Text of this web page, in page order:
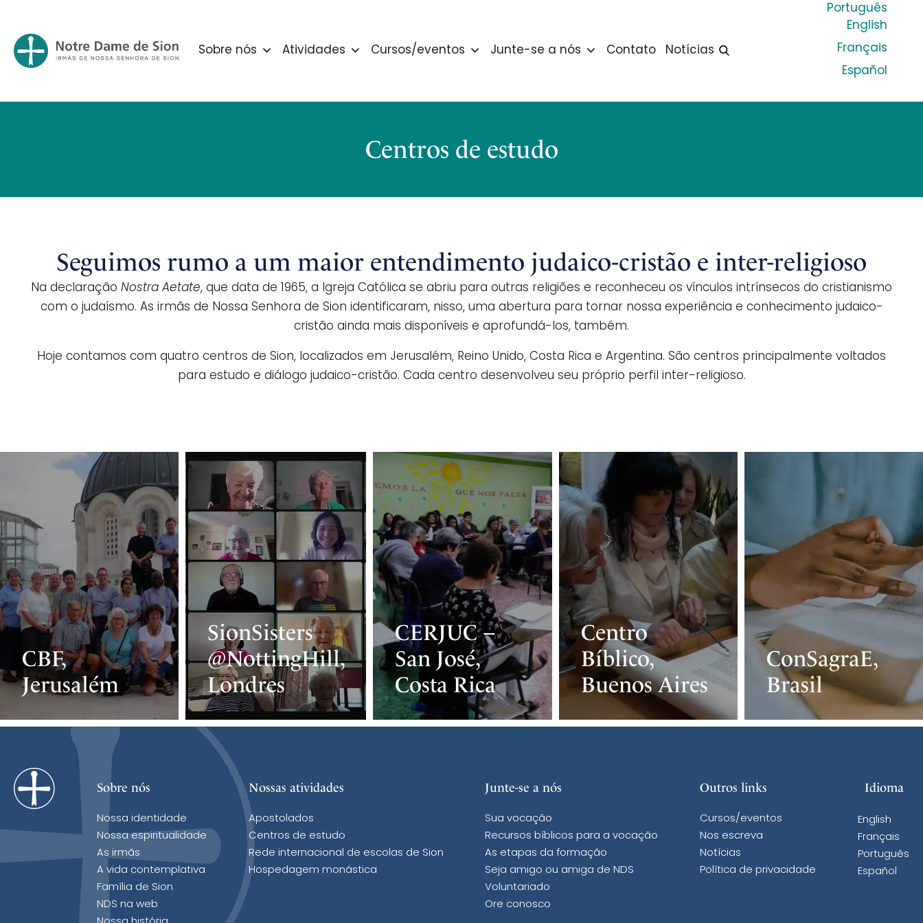
Sobre nós Atividades Cursos/eventos Junte-se a nós Contato Notícias
Português
English
Français
Español
Centros de estudo
Seguimos rumo a um maior entendimento judaico-cristão e inter-religioso
Na declaração Nostra Aetate, que data de 1965, a Igreja Católica se abriu para outras religiões e reconheceu os vínculos intrínsecos do cristianismo
com o judaísmo. As irmãs de Nossa Senhora de Sion identificaram, nisso, uma abertura para tornar nossa experiência e conhecimento judaico-
cristão ainda mais disponíveis e aprofundá-los, também.
Hoje contamos com quatro centros de Sion, localizados em Jerusalém, Reino Unido, Costa Rica e Argentina. São centros principalmente voltados
para estudo e diálogo judaico-cristão. Cada centro desenvolveu seu próprio perfil inter-religioso.
CBF,
Jerusalém
SionSisters
@NottingHill,
Londres
CERJUC –
San José,
Costa Rica
Centro
Bíblico,
Buenos Aires
ConSagraE,
Brasil
Sobre nós
Nossa identidade
Nossa espiritualidade
As irmãs
A vida contemplativa
Família de Sion
NDS na web
Nossas atividades
Apostolados
Centros de estudo
Rede internacional de escolas de Sion
Hospedagem monástica
Junte-se a nós
Sua vocação
Recursos bíblicos para a vocação
As etapas da formação
Seja amigo ou amiga de NDS
Voluntariado
Ore conosco
Outros links
Cursos/eventos
Nos escreva
Notícias
Política de privacidade
Idioma
English
Français
Português
Español